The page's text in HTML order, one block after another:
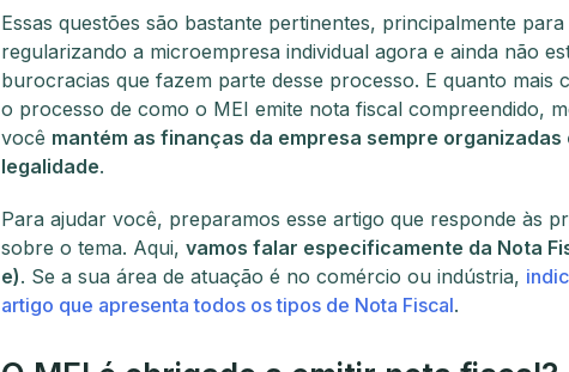
Essas questões são bastante pertinentes, principalmente
regularizando a microempresa individual agora e ainda não
burocracias que fazem parte desse processo. E quanto mais
o processo de como o MEI emite nota fiscal compreendido,
você mantém as finanças da empresa sempre organizadas
legalidade.
Para ajudar você, preparamos esse artigo que responde às
sobre o tema. Aqui, vamos falar especificamente da Nota
e). Se a sua área de atuação é no comércio ou indústria,
artigo que apresenta todos os tipos de Nota Fiscal.